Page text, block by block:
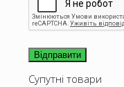
Супутні товари